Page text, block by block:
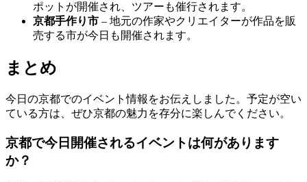
ポットが開催され、ツアーも催行されます。
京都手作り市 – 地元の作家やクリエイターが作品を販
売する市が今日も開催されます。
まとめ
今日の京都でのイベント情報をお伝えしました。予定が空い
ている方は、ぜひ京都の魅力を存分に楽しんでください。
京都で今日開催されるイベントは何があります
か？